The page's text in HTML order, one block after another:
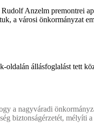
Anzelm premontrei
a városi önkormányzat
oldalán állásfoglalást tett
a nagyváradi
biztonságérzetét,